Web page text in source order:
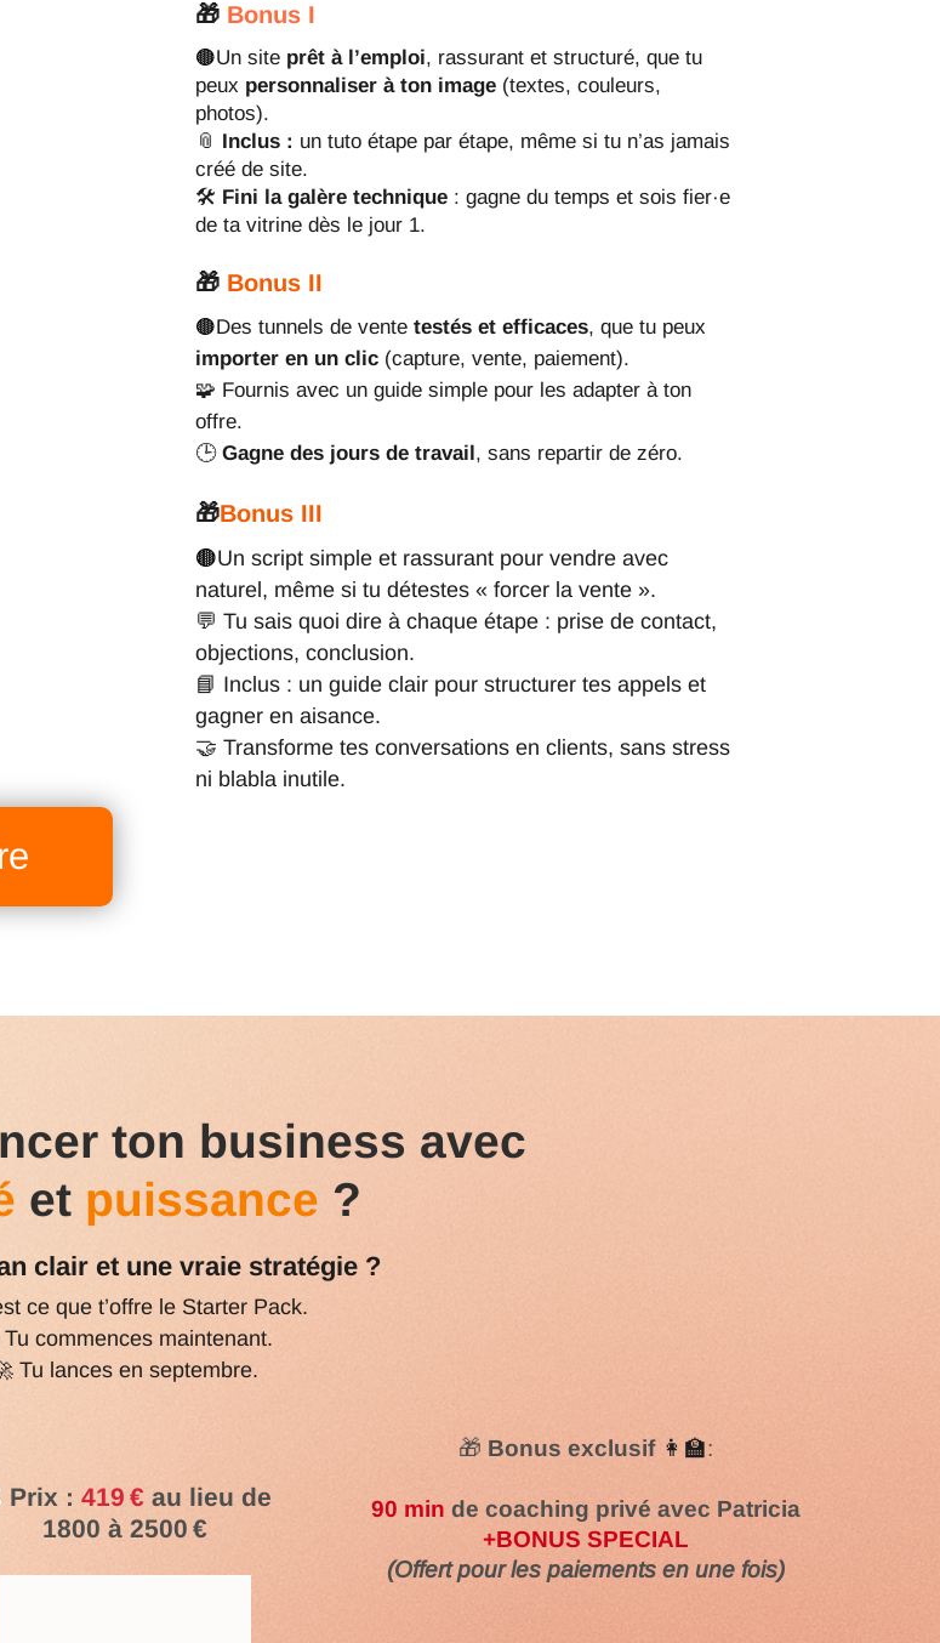
🎁 Bonus I
🟤Un site prêt à l’emploi, rassurant et structuré, que tu
peux personnaliser à ton image(textes, couleurs,
photos).
📎 Inclus : un tuto étape par étape, même si tu n’as jamais
créé de site.
🛠️ Fini la galère technique: gagne du temps et sois fier·e
de ta vitrine dès le jour 1.
🎁 Bonus II
🟤Des tunnels de vente testés et efficaces, que tu peux
importer en un clic(capture, vente, paiement).
🧩 Fournis avec un guide simple pour les adapter à ton
offre.
🕒 Gagne des jours de travail, sans repartir de zéro.
🎁Bonus III
🟤Un script simple et rassurant pour vendre avec
naturel, même si tu détestes « forcer la vente ».
💬 Tu sais quoi dire à chaque étape : prise de contact,
objections, conclusion.
📘 Inclus : un guide clair pour structurer tes appels et
gagner en aisance.
🤝 Transforme tes conversations en clients, sans stress
ni blabla inutile.
ton business avec
et puissance ?
clair et une vraie stratégie ?
ce que t’offre le Starter Pack.
Tu commences maintenant.
Tu lances en septembre.
Prix : 419 € au lieu de
1800 à 2500 €
🎁 Bonus exclusif 👩‍🏫:
90 min de coaching privé avec Patricia
+BONUS SPECIAL
(Offert pour les paiements en une fois)